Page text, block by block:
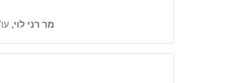
מר רני לוי,